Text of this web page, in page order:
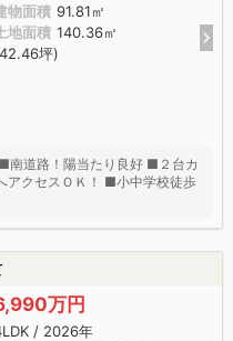
物面積 91.81㎡
地面積 140.36㎡
坪)
南道路！陽当たり良好 ■２台カ
アクセスＯＫ！ ■小中学校徒歩
万円
/ 2026年